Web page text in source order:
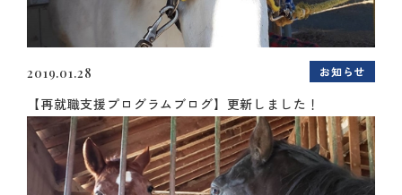
2019.01.28 お知らせ
【再就職支援プログラムブログ】更新しました！